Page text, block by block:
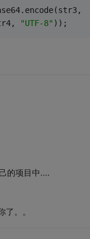
"UTF-8" ));
的项目中....
。。